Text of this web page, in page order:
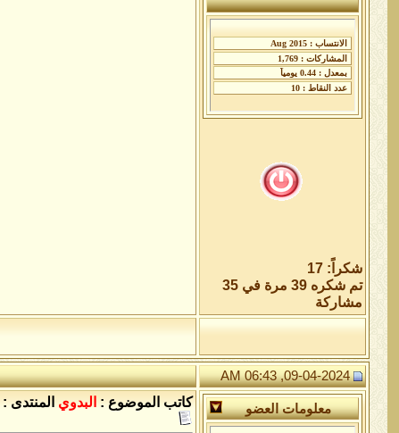
شكراً: 17
تم شكره 39 مرة في 35
مشاركة
09-04-2024, 06:43 AM
معلومات العضو كاتب الموضوع : البدوي المنتدى :